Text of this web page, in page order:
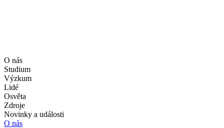
O nás
Studium
Výzkum
Lidé
Osvěta
Zdroje
Novinky a události
O nás